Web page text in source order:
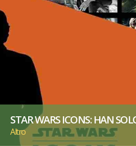
STAR WARS ICONS: HAN
Altro